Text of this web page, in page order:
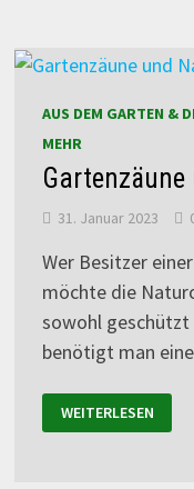
AUS DEM GARTEN &
MEHR
31. Januar 2023
Wer Besitzer
möchte die
sowohl geschützt
benötigt man
WEITERLESEN